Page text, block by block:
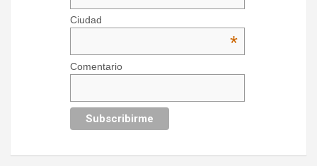
Ciudad
*
Comentario